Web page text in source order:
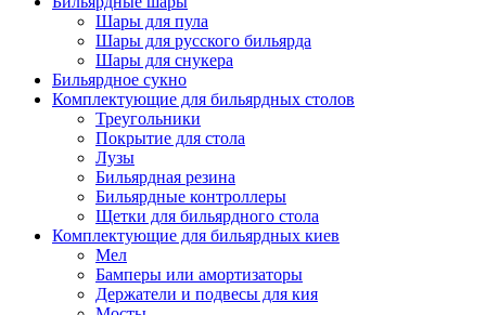
Шары для пула
Шары для русского бильярда
Шары для снукера
Бильярдное сукно
Комплектующие для бильярдных столов
Треугольники
Покрытие для стола
Лузы
Бильярдная резина
Бильярдные контроллеры
Щетки для бильярдного стола
Комплектующие для бильярдных киев
Мел
Бамперы или амортизаторы
Держатели и подвесы для кия